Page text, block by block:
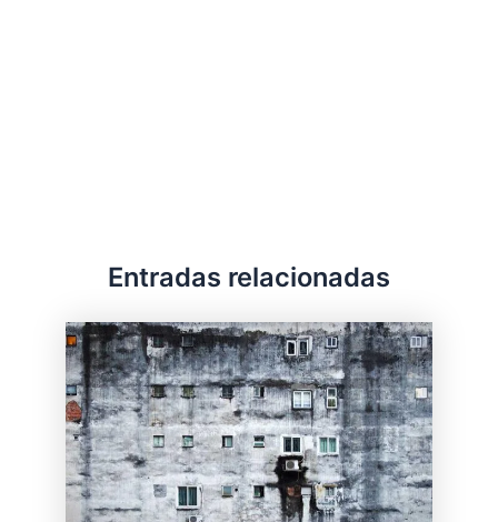
Entradas relacionadas